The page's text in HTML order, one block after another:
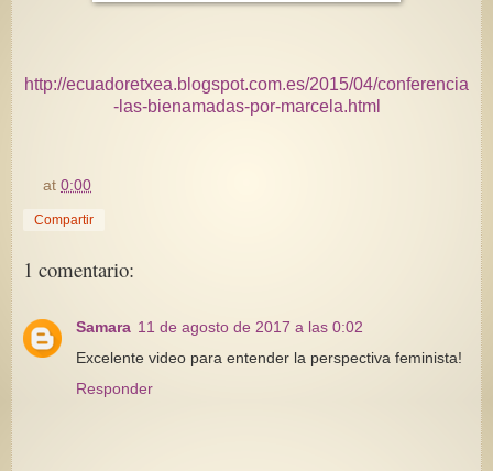
http://ecuadoretxea.blogspot.com.es/2015/04/conferencia
-las-bienamadas-por-marcela.html
at0:00
Compartir
1 comentario:
Samara 11 de agosto de 2017 a las 0:02
Excelente video para entender la perspectiva feminista!
Responder